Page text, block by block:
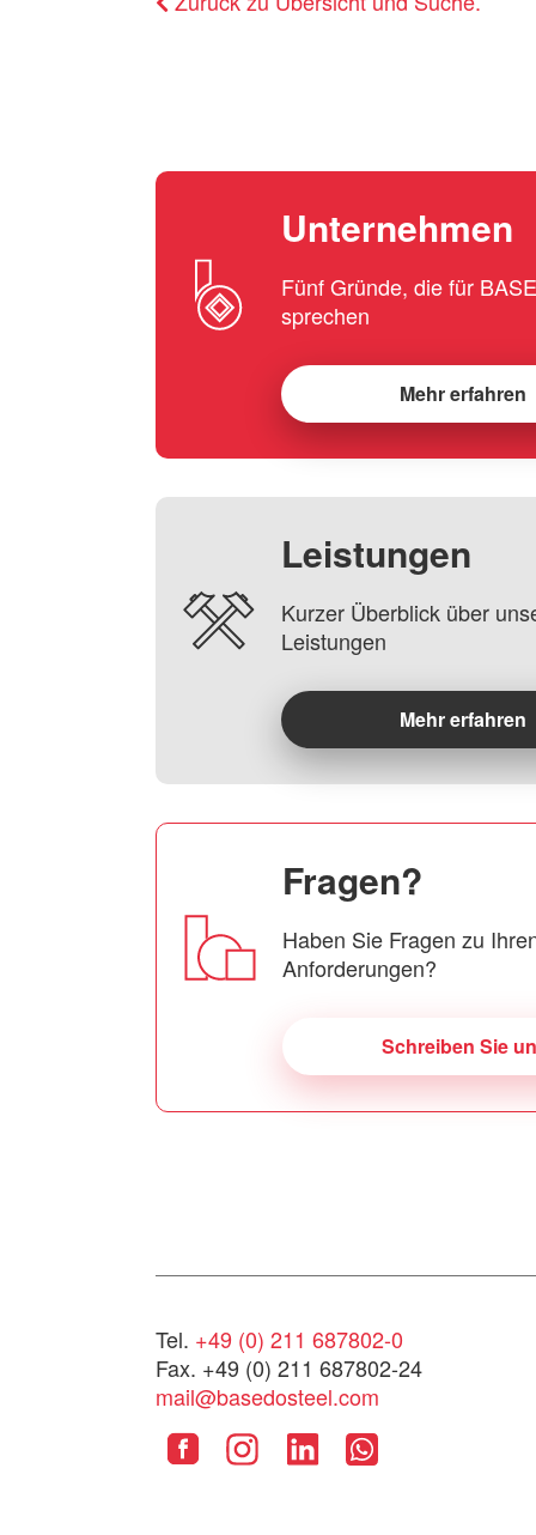
Unternehmen
Fünf Gründe, die für
sprechen
Mehr erfahren
Leistungen
Kurzer Überblick über
Leistungen
Mehr erfahren
Fragen?
Haben Sie Fragen zu
Anforderungen?
Schreiben Sie
Tel. +49 (0) 211 687802-0
Fax. +49 (0) 211 687802-24
mail@basedosteel.com